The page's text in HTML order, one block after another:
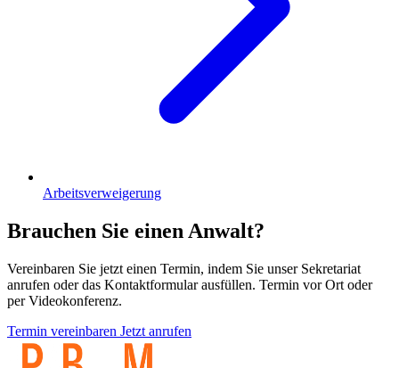
Arbeitsverweigerung
Brauchen Sie einen Anwalt?
Vereinbaren Sie jetzt einen Termin, indem Sie unser Sekretariat
anrufen oder das Kontaktformular ausfüllen. Termin vor Ort oder
per Videokonferenz.
Termin vereinbaren Jetzt anrufen